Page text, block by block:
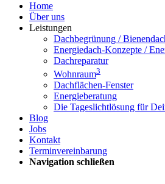
Home
Über uns
Leistungen
Dachbegrünung /
Energiedach-Konzepte /
Dachreparatur
Wohnraum3
Dachflächen-Fenster
Energieberatung
Die Tageslichtlösung für
Blog
Jobs
Kontakt
Terminvereinbarung
Navigation schließen